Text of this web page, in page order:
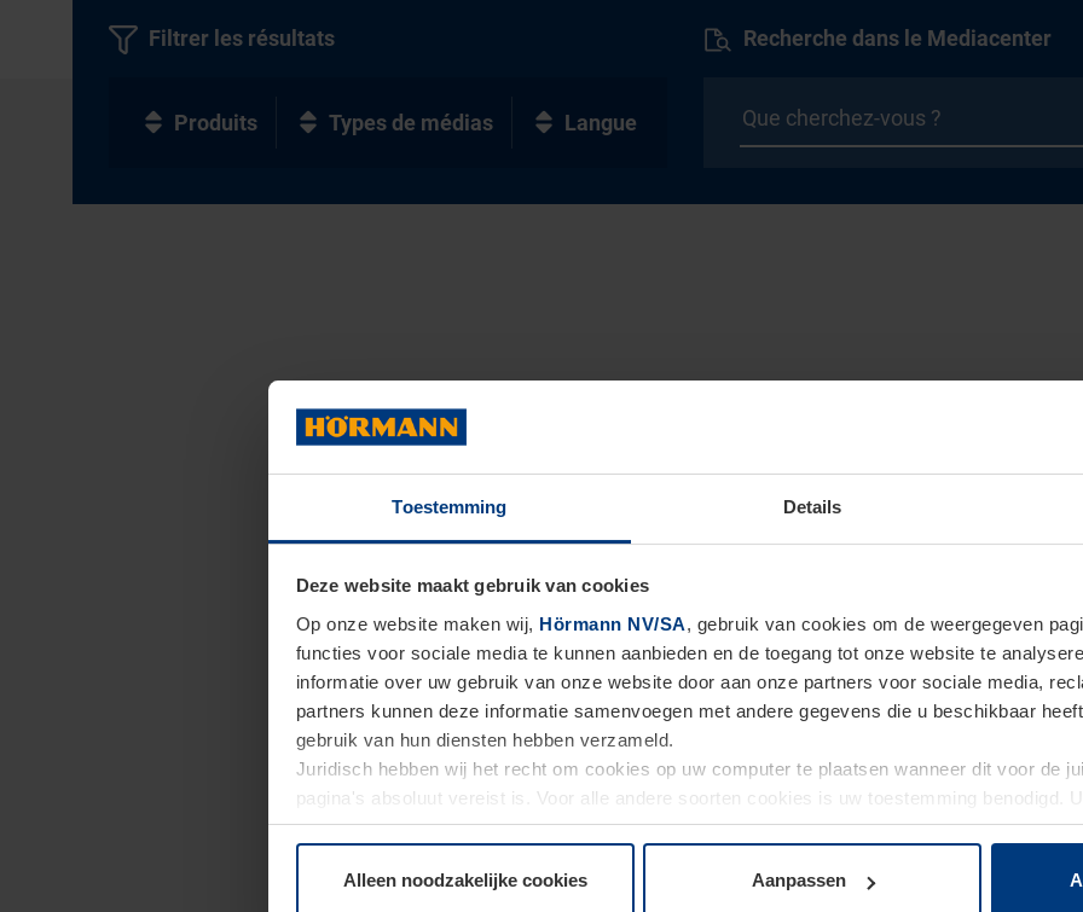
Toestemming Details
Deze website maakt gebruik van cookies
Op onze website maken wij, Hörmann NV/SA, gebruik van cookies om de weergegeven
functies voor sociale media te kunnen aanbieden en de toegang tot onze website te
informatie over uw gebruik van onze website door aan onze partners voor sociale media,
partners kunnen deze informatie samenvoegen met andere gegevens die u beschikbaar
gebruik van hun diensten hebben verzameld.
Juridisch hebben wij het recht om cookies op uw computer te plaatsen wanneer dit voor de
pagina's absoluut vereist is. Voor alle andere soorten cookies is uw toestemming benodigd.
moment bij de uitleg van de cookies op paginaPrivacyverklaringop onze website wijzigen
Alleen noodzakelijke cookies Aanpassen
Recherche dans le Mediacenter
Filtrer les résultats
Produits Types de médias Langue